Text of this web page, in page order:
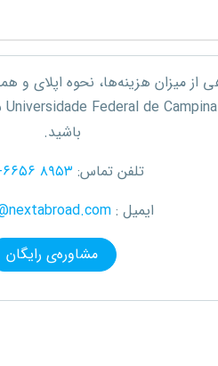
از میزان هزینه‌ها، نحوه اپلای و
Universidade Federal de
باشید.
تلفن تماس: ۰۲۱-۶۶۵۶
ایمیل :
مشاوره‌ی رایگان